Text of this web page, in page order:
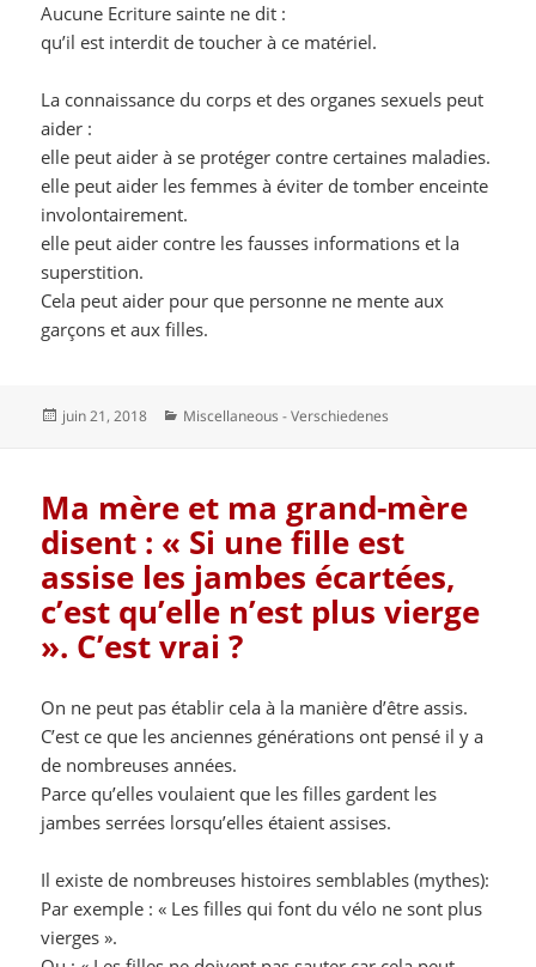
Aucune Ecriture sainte ne dit :
qu’il est interdit de toucher à ce matériel.
La connaissance du corps et des organes sexuels peut
aider :
elle peut aider à se protéger contre certaines maladies.
elle peut aider les femmes à éviter de tomber enceinte
involontairement.
elle peut aider contre les fausses informations et la
superstition.
Cela peut aider pour que personne ne mente aux
garçons et aux filles.
Publié
juin 21, 2018 Catégories
Miscellaneous - Verschiedenes
Ma mère et ma grand-mère
disent : « Si une fille est
assise les jambes écartées,
c’est qu’elle n’est plus vierge
». C’est vrai ?
On ne peut pas établir cela à la manière d’être assis.
C’est ce que les anciennes générations ont pensé il y a
de nombreuses années.
Parce qu’elles voulaient que les filles gardent les
jambes serrées lorsqu’elles étaient assises.
Il existe de nombreuses histoires semblables (mythes):
Par exemple : « Les filles qui font du vélo ne sont plus
vierges ».